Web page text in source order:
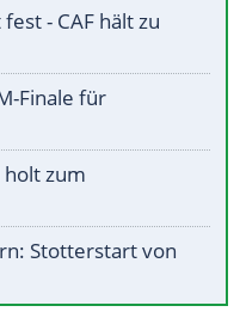
- CAF hält zu
Finale für
holt zum
Stotterstart von